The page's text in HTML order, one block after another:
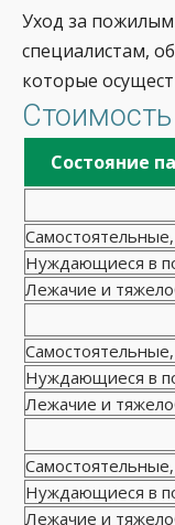
Уход за
специалистам,
которые
Состояние
Нуждающиеся в
Лежачие и
Нуждающиеся в
Лежачие и
Нуждающиеся в
Лежачие и